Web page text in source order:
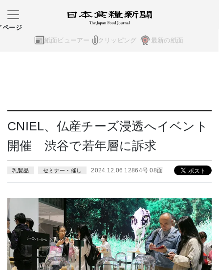
紙面ビューアー クリッピング 最新の紙面
ページ
CNIEL、仏産チーズ浸透へイベント
開催 渋谷で若年層に訴求
乳製品 セミナー・催し 2024.12.06 12864号 08面